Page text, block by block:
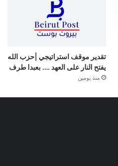
تقدير موقف استراتيجي |حزب الله
يفتح النار على العهد …. بعبدا طرف
منذ يومين